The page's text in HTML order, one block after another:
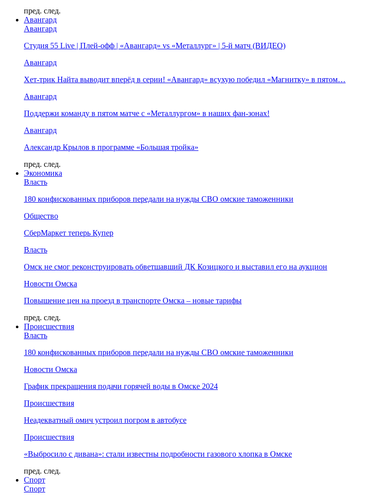
пред. след.
Авангард
Авангард
Студия 55 Live | Плей-офф | «Авангард» vs «Металлург» | 5-й матч (ВИДЕО)
Авангард
Хет-трик Найта выводит вперёд в серии! «Авангард» всухую победил «Магнитку» в пятом…
Авангард
Поддержи команду в пятом матче с «Металлургом» в наших фан-зонах!
Авангард
Александр Крылов в программе «Большая тройка»
пред. след.
Экономика
Власть
180 конфискованных приборов передали на нужды СВО омские таможенники
Общество
СберМаркет теперь Купер
Власть
Омск не смог реконструировать обветшавший ДК Козицкого и выставил его на аукцион
Новости Омска
Повышение цен на проезд в транспорте Омска – новые тарифы
пред. след.
Происшествия
Власть
180 конфискованных приборов передали на нужды СВО омские таможенники
Новости Омска
График прекращения подачи горячей воды в Омске 2024
Происшествия
Неадекватный омич устроил погром в автобусе
Происшествия
«Выбросило с дивана»: стали известны подробности газового хлопка в Омске
пред. след.
Спорт
Спорт